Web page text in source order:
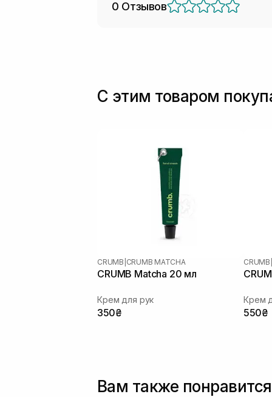
0 Отзывов
С этим товаром
CRUMB CRUMB MATCHA
CRUMB Matcha 20 мл
Крем для рук
350₴
CRUMB
Крем
550₴
Вам также понравится